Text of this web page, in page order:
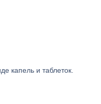
капель и таблеток.